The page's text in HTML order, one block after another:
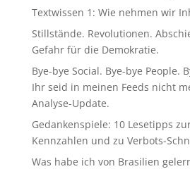
Textwissen 1: Wie nehmen wir
Stillstände. Revolutionen.
Gefahr für die Demokratie.
Bye-bye Social. Bye-bye People.
Ihr seid in meinen Feeds nicht
Analyse-Update.
Gedankenspiele: 10 Lesetipps
Kennzahlen und zu Verbots-
Was habe ich von Brasilien